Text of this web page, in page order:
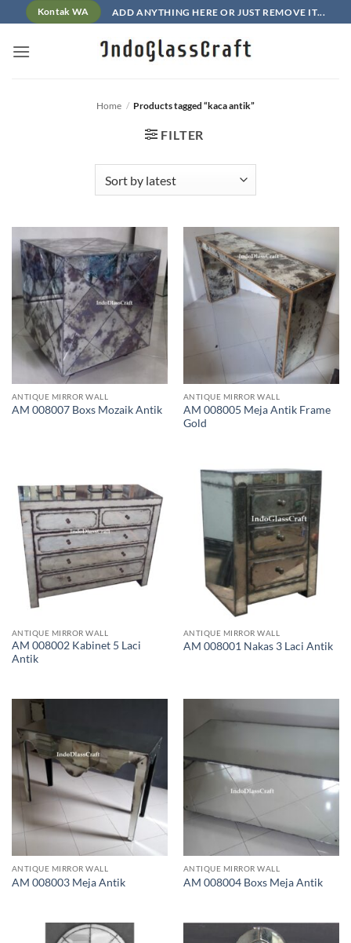
to
content
Kontak WA ADD ANYTHING HERE OR JUST REMOVE IT...
Home / Products tagged “kaca antik”
FILTER
ANTIQUE MIRROR WALL
AM 008007 Boxs Mozaik Antik
ANTIQUE MIRROR WALL
AM 008005 Meja Antik Frame
Gold
ANTIQUE MIRROR WALL
AM 008002 Kabinet 5 Laci
Antik
ANTIQUE MIRROR WALL
AM 008001 Nakas 3 Laci Antik
ANTIQUE MIRROR WALL
AM 008003 Meja Antik
ANTIQUE MIRROR WALL
AM 008004 Boxs Meja Antik